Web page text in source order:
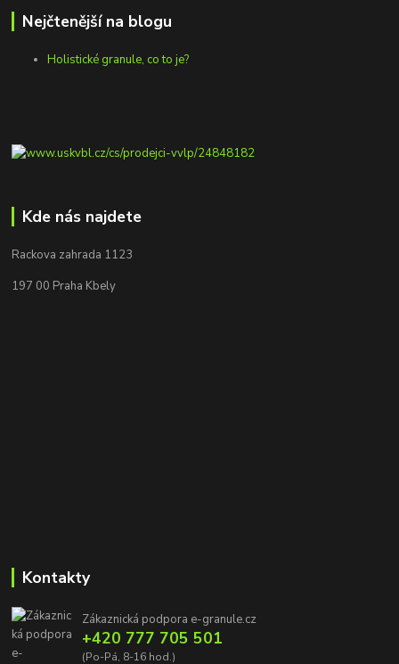
Nejčtenější na blogu
Holistické granule, co to je?
Kde nás najdete
Rackova zahrada 1123
197 00 Praha Kbely
Kontakty
Zákaznická podpora e-granule.cz
+420 777 705 501
(Po-Pá, 8-16 hod.)